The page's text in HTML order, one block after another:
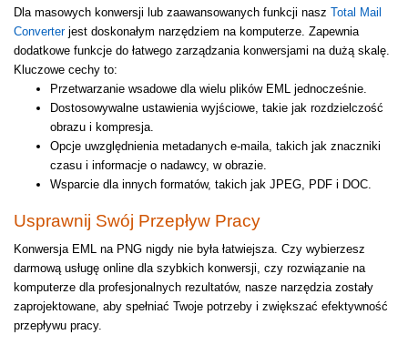
Dla masowych konwersji lub zaawansowanych funkcji nasz Total Mail
Converterjest doskonałym narzędziem na komputerze. Zapewnia
dodatkowe funkcje do łatwego zarządzania konwersjami na dużą skalę.
Kluczowe cechy to:
Przetwarzanie wsadowe dla wielu plików EML jednocześnie.
Dostosowywalne ustawienia wyjściowe, takie jak rozdzielczość
obrazu i kompresja.
Opcje uwzględnienia metadanych e-maila, takich jak znaczniki
czasu i informacje o nadawcy, w obrazie.
Wsparcie dla innych formatów, takich jak JPEG, PDF i DOC.
Usprawnij Swój Przepływ Pracy
Konwersja EML na PNG nigdy nie była łatwiejsza. Czy wybierzesz
darmową usługę online dla szybkich konwersji, czy rozwiązanie na
komputerze dla profesjonalnych rezultatów, nasze narzędzia zostały
zaprojektowane, aby spełniać Twoje potrzeby i zwiększać efektywność
przepływu pracy.